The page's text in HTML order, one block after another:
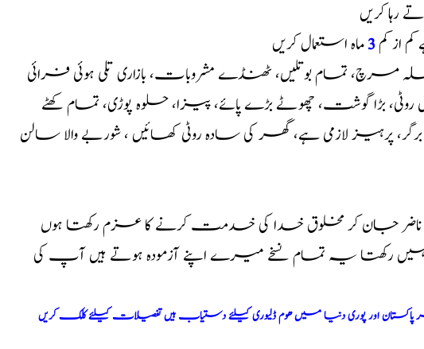
رہا کریں
از کم3ماہ استعمال کریں
مرچ، تمام بوتلیں، ٹھنڈے مشروبات، بازاری تلی ہوئی فرائی
بڑا گوشت، چھوٹے بڑے پائے، پیزا، حلوہ پوڑی، تمام کھٹے
پرہیز لازمی ہے، گھر کی سادہ روٹی کھائیں ، شوربے والا سالن
جان کر مخلوق خدا کی خدمت کرنے کا عزم رکھتا ہوں
رکھتا یہ تمام نسخے میرے اپنے آزمودہ ہوتے ہیں آپ کی
اور پوری دنیا میں ھوم ڈلیوری کیلئے دستیاب ہیں تفصیلات کیلئے کلک کریں